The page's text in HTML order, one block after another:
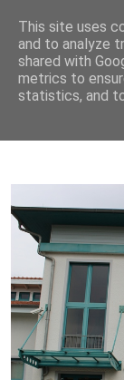
This site uses
and to analyze
shared with
metrics to
statistics, and